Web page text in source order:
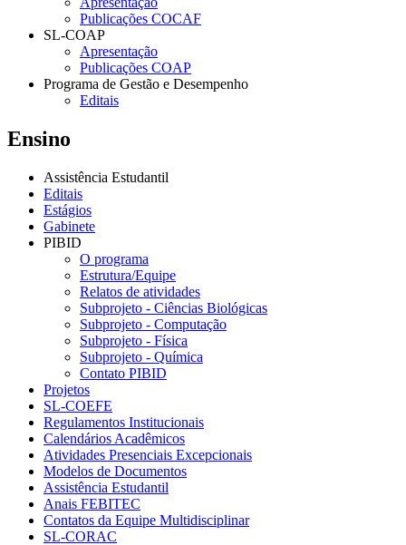
Publicações COCAF
SL-COAP
Apresentação
Publicações COAP
Programa de Gestão e Desempenho
Editais
Ensino
Assistência Estudantil
Editais
Estágios
Gabinete
PIBID
O programa
Estrutura/Equipe
Relatos de atividades
Subprojeto - Ciências Biológicas
Subprojeto - Computação
Subprojeto - Física
Subprojeto - Química
Contato PIBID
Projetos
SL-COEFE
Regulamentos Institucionais
Calendários Acadêmicos
Atividades Presenciais Excepcionais
Modelos de Documentos
Assistência Estudantil
Anais FEBITEC
Contatos da Equipe Multidisciplinar
SL-CORAC